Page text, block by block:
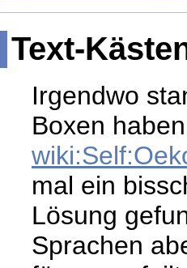
Text-
Irgendwo
Boxen
mal ein
Lösung
Sprachen